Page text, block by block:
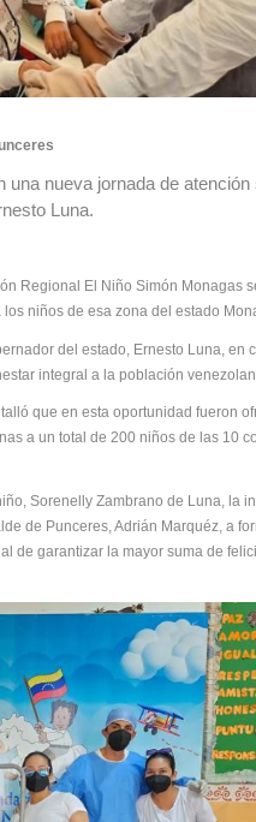
nueva jornada de atención
Luna.
Regional El Niño Simón Monagas
niños de esa zona del estado
del estado, Ernesto Luna, en
integral a la población
que en esta oportunidad fueron
a un total de 200 niños de las 10
Sorenelly Zambrano de Luna, la
de Punceres, Adrián Marquéz, a
de garantizar la mayor suma de